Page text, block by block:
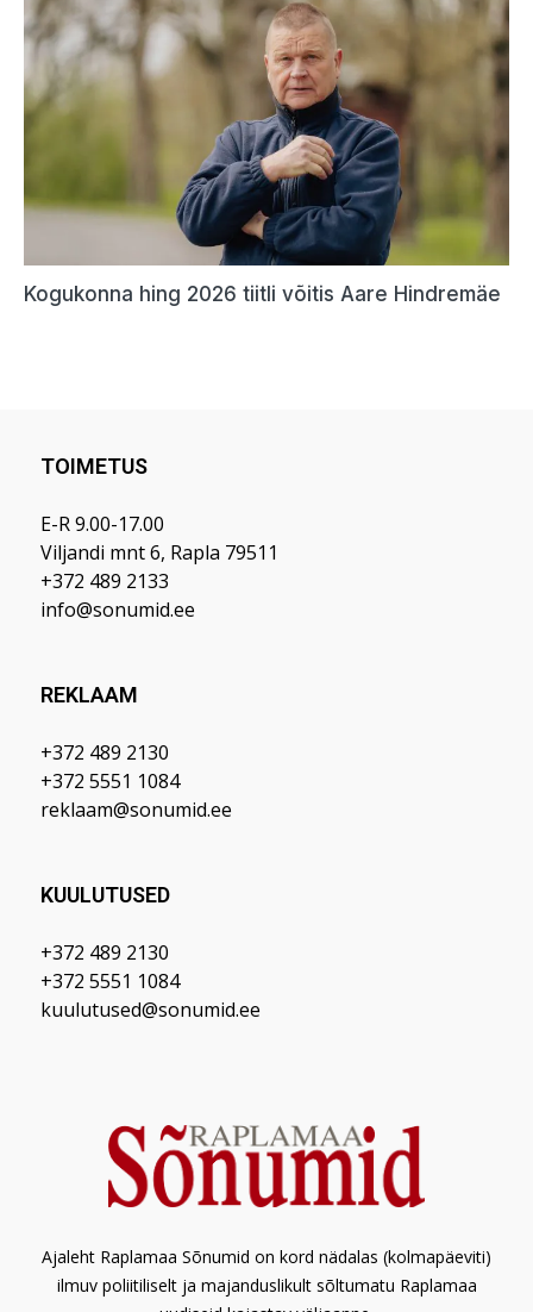
TOIMETUS
E-R 9.00-17.00
Viljandi mnt 6, Rapla 79511
+372 489 2133
info@sonumid.ee
REKLAAM
+372 489 2130
+372 5551 1084
reklaam@sonumid.ee
KUULUTUSED
+372 489 2130
+372 5551 1084
kuulutused@sonumid.ee
Ajaleht Raplamaa Sõnumid on kord nädalas (kolmapäeviti)
ilmuv poliitiliselt ja majanduslikult sõltumatu Raplamaa